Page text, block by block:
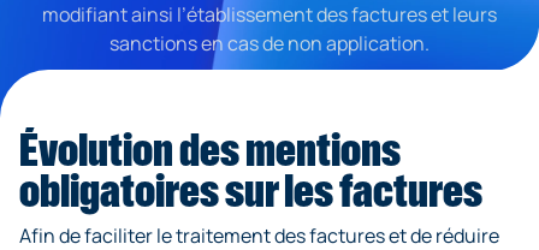
modifiant ainsi l’établissement des factures et leurs
sanctions en cas de non application.
Évolution des mentions
obligatoires sur les factures
Afin de faciliter le traitement des factures et de réduire